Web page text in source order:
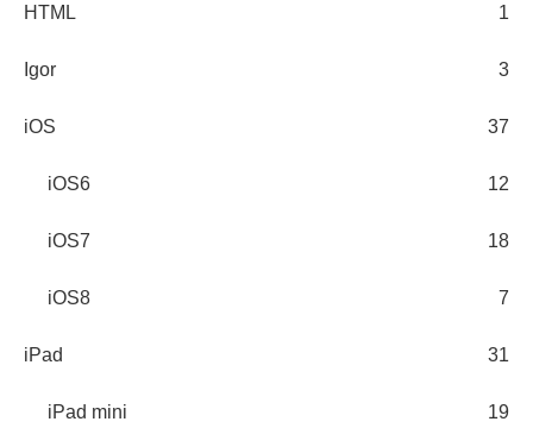
HTML 1
Igor 3
iOS 37
iOS6 12
iOS7 18
iOS8 7
iPad 31
iPad mini 19